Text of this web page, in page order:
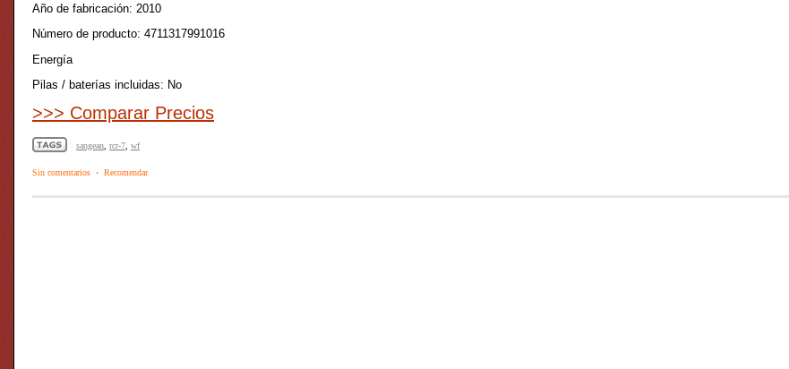
Año de fabricación: 2010
Número de producto: 4711317991016
Energía
Pilas / baterías incluidas: No
>>> Comparar Precios
sangean rcr-7 wf
Sin comentarios · Recomendar